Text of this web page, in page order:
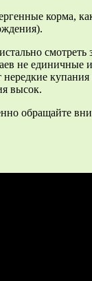
корма,
не
высок.
обращайте